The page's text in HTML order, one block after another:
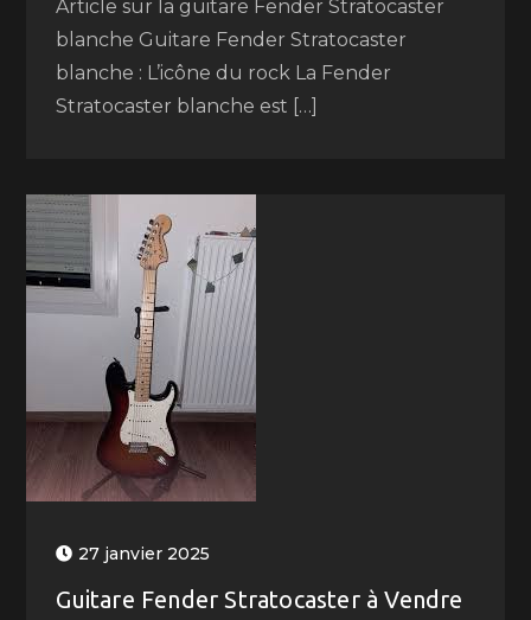
Article sur la guitare Fender Stratocaster
blanche Guitare Fender Stratocaster
blanche : L’icône du rock La Fender
Stratocaster blanche est […]
27 janvier 2025
Guitare Fender Stratocaster à Vendre